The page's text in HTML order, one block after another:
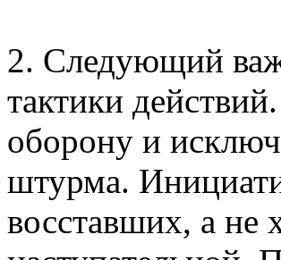
2. Следующий
тактики
оборону и
штурма.
восставших, а не